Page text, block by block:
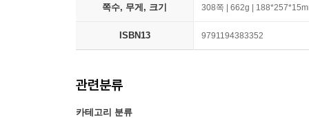
쪽수, 무게, 크기 308쪽 | 662g |
ISBN13 9791194383352
관련분류
카테고리 분류